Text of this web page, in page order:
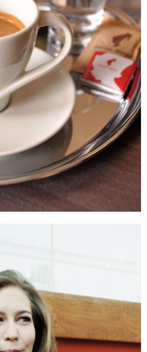
代理人或監護人之同意方可使用
申辦者引起之損失，本公司不負相關責
依據個別帳號之用戶狀況，依本公司即
額度不足之情形，本公司將視審查結果
人資訊註冊。若發現惡意使用之情形，
用戶之使用額度並採取法律行動。
上)免運費
查看運費